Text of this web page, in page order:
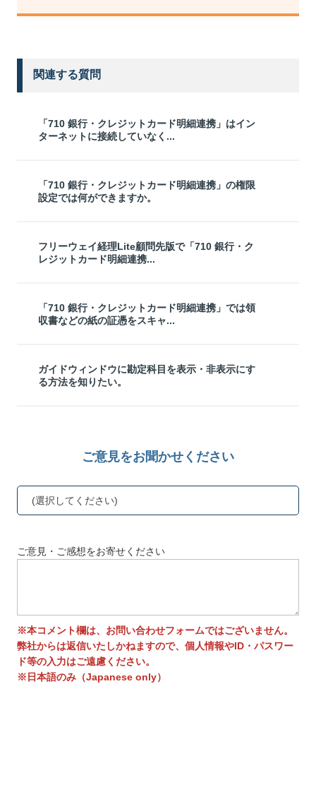
関連する質問
「710 銀行・クレジットカード明細連携」はイン
ターネットに接続していなく...
「710 銀行・クレジットカード明細連携」の権限
設定では何ができますか。
フリーウェイ経理Lite顧問先版で「710 銀行・ク
レジットカード明細連携...
「710 銀行・クレジットカード明細連携」では領
収書などの紙の証憑をスキャ...
ガイドウィンドウに勘定科目を表示・非表示にす
る方法を知りたい。
ご意見をお聞かせください
(選択してください)
ご意見・ご感想をお寄せください
※本コメント欄は、お問い合わせフォームではございません。
弊社からは返信いたしかねますので、個人情報やID・パスワー
ド等の入力はご遠慮ください。
※日本語のみ（Japanese only）